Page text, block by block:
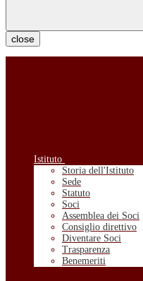
close
Istituto
Storia dell'Istituto
Sede
Statuto
Soci
Assemblea dei Soci
Consiglio direttivo
Diventare Soci
Trasparenza
Benemeriti